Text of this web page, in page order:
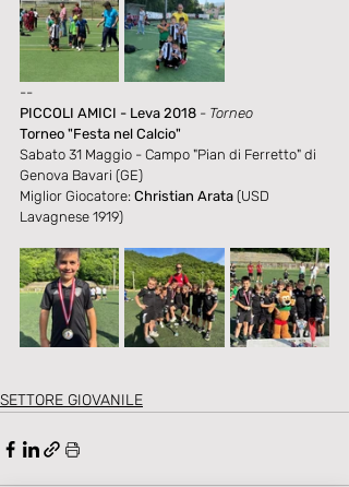
--
PICCOLI AMICI - Leva 2018 - Torneo
Torneo "Festa nel Calcio"
Sabato 31 Maggio - Campo "Pian di Ferretto" di
Genova Bavari (GE)
Miglior Giocatore: Christian Arata (USD
Lavagnese 1919)
SETTORE GIOVANILE